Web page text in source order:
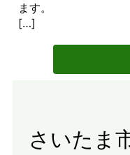
ます。
[…]
さいたま